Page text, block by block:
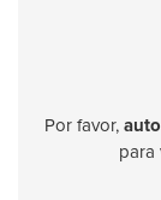
Por favor,
para